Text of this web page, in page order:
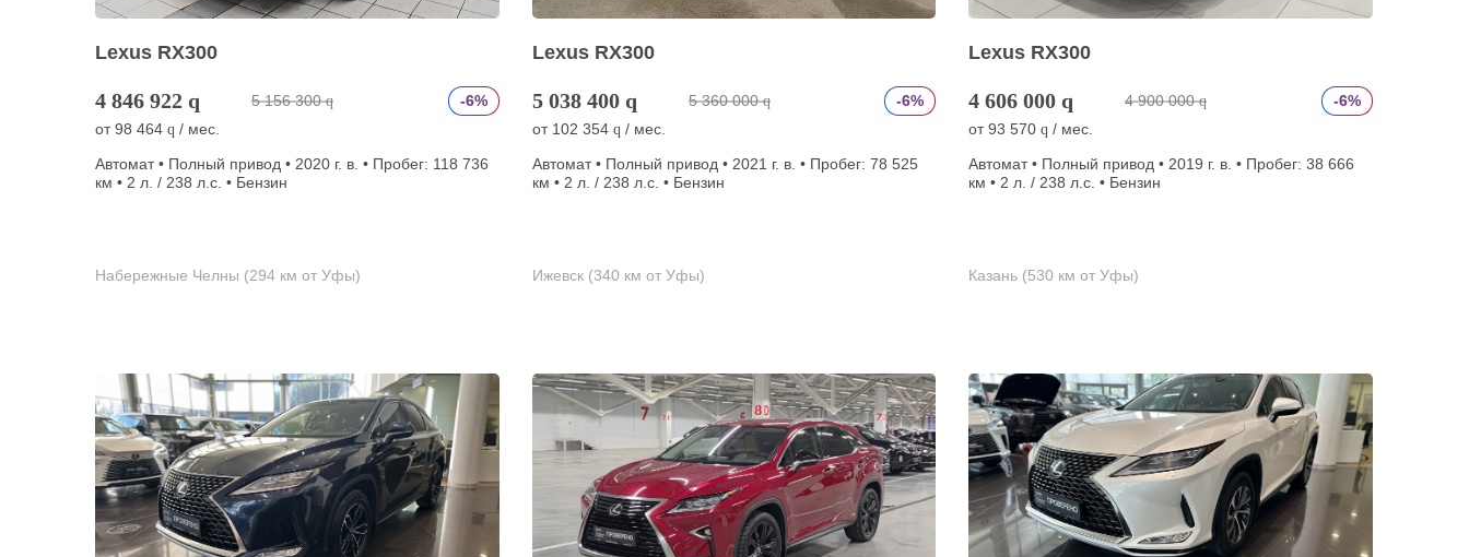
Lexus RX300
4 846 922 q 5 156 300 q
-6%
от98 464 q / мес.
Автомат • Полный привод • 2020 г. в. • Пробег: 118 736
км • 2 л. / 238 л.с. • Бензин
Набережные Челны (294 км от Уфы)
Lexus RX300
5 038 400 q 5 360 000 q
-6%
от 102 354 q / мес.
Автомат • Полный привод • 2021 г. в. • Пробег: 78 525
км • 2 л. / 238 л.с. • Бензин
Ижевск (340 км от Уфы)
Lexus RX300
4 606 000 q 4 900 000 q
-6%
от93 570 q / мес.
Автомат • Полный привод • 2019 г. в. • Пробег: 38 666
км • 2 л. / 238 л.с. • Бензин
Казань (530 км от Уфы)